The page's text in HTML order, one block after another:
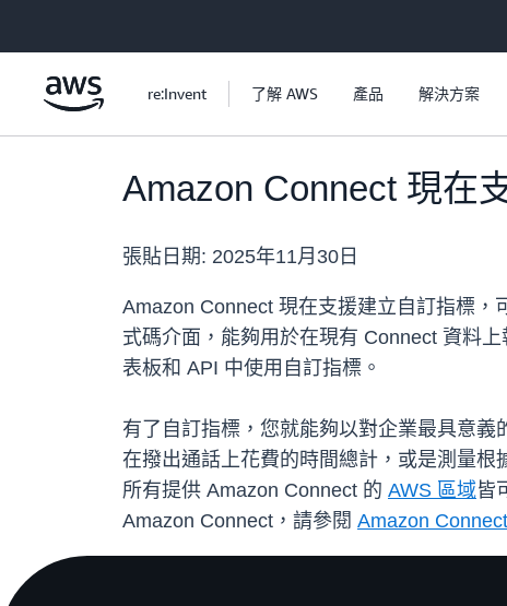
re:Invent 了解 AWS 產品 解決方案
Amazon Connect 現在
張貼日期: 2025年11月30日
Amazon Connect 現在支援建立自訂指標
式碼介面，能夠用於在現有 Connect 資料
表板和 API 中使用自訂指標。
有了自訂指標，您就能夠以對企業最具意
在撥出通話上花費的時間總計，或是測量根
所有提供 Amazon Connect 的 AWS 區域皆
Amazon Connect，請參閱 Amazon